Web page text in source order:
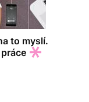
to myslí.